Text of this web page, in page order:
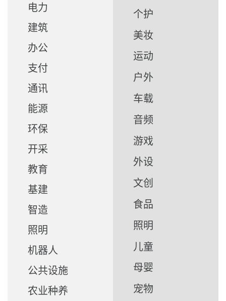
电力
建筑
办公
支付
通讯
能源
环保
开采
教育
基建
智造
照明
机器人
公共设施
农业种养
个护
美妆
运动
户外
车载
音频
游戏
外设
文创
食品
照明
儿童
母婴
宠物